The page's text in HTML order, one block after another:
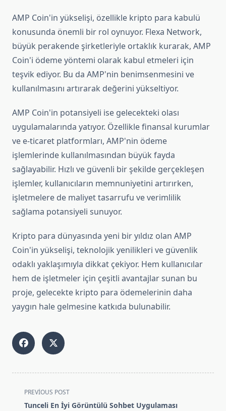
AMP Coin'in yükselişi, özellikle kripto para kabulü
konusunda önemli bir rol oynuyor. Flexa Network,
büyük perakende şirketleriyle ortaklık kurarak, AMP
Coin'i ödeme yöntemi olarak kabul etmeleri için
teşvik ediyor. Bu da AMP'nin benimsenmesini ve
kullanılmasını artırarak değerini yükseltiyor.
AMP Coin'in potansiyeli ise gelecekteki olası
uygulamalarında yatıyor. Özellikle finansal kurumlar
ve e-ticaret platformları, AMP'nin ödeme
işlemlerinde kullanılmasından büyük fayda
sağlayabilir. Hızlı ve güvenli bir şekilde gerçekleşen
işlemler, kullanıcıların memnuniyetini artırırken,
işletmelere de maliyet tasarrufu ve verimlilik
sağlama potansiyeli sunuyor.
Kripto para dünyasında yeni bir yıldız olan AMP
Coin'in yükselişi, teknolojik yenilikleri ve güvenlik
odaklı yaklaşımıyla dikkat çekiyor. Hem kullanıcılar
hem de işletmeler için çeşitli avantajlar sunan bu
proje, gelecekte kripto para ödemelerinin daha
yaygın hale gelmesine katkıda bulunabilir.
<span
class="nav-
PREVIOUS POST
Tunceli En İyi Görüntülü Sohbet Uygulaması